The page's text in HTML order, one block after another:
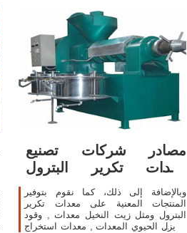
مصادر شركات تصنيع
معدات تكرير البترول
ومعدات تكرير البترول
وبالإضافة إلى ذلك، كما نقوم بتوفير
المنتجات المعنية على معدات تكرير
البترول ومثل زيت النخيل معدات , وقود
الديزل الحيوي المعدات , معدات استخراج